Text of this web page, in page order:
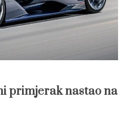
primjerak nastao na